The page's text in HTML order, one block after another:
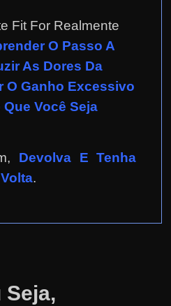
Fit For Realmente
O Passo A
As Dores Da
O Ganho Excessivo
Você Seja
Devolva E Tenha
.
Seja,